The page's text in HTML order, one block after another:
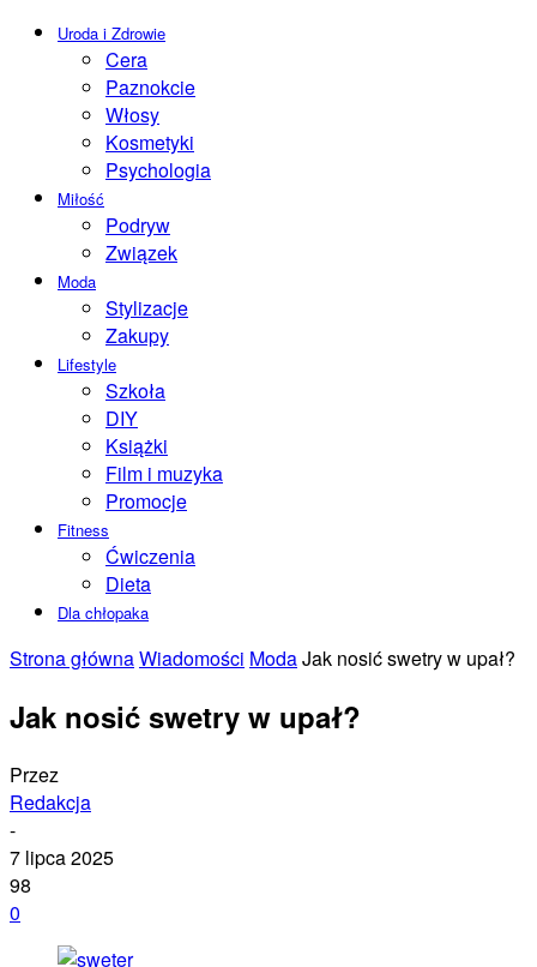
Uroda i Zdrowie
Cera
Paznokcie
Włosy
Kosmetyki
Psychologia
Miłość
Podryw
Związek
Moda
Stylizacje
Zakupy
Lifestyle
Szkoła
DIY
Książki
Film i muzyka
Promocje
Fitness
Ćwiczenia
Dieta
Dla chłopaka
Strona głównaWiadomości ModaJak nosić swetry w upał?
Jak nosić swetry w upał?
Przez
Redakcja
-
7 lipca 2025
98
0